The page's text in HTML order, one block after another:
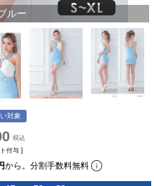
ルー
対象
付与 ]
から。分割手数料無料